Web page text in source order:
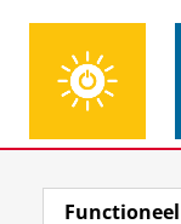
Meer
Goals.Functioneel